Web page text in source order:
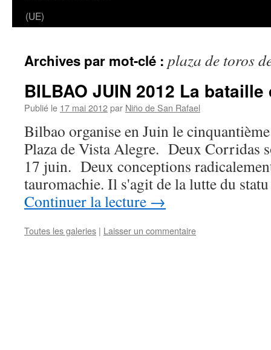
(UE)
Archives par mot-clé : plaza de toros
BILBAO JUIN 2012 La
Publié le 17 mai 2012par Niño de San Rafael
Bilbao organise en Juin le
Plaza de Vista Alegre. Deux Corridas
17 juin. Deux conceptions
tauromachie. Il s'agit de la lutte du
Continuer la lecture →
Toutes les galeries | Laisser un commentaire